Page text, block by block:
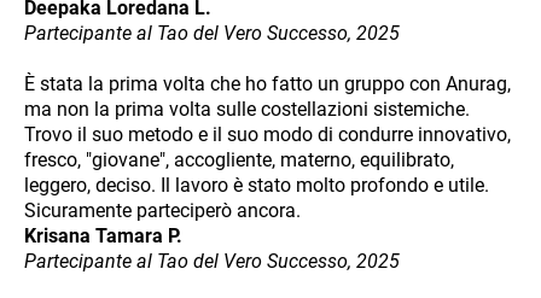
Deepaka Loredana L.
Partecipante al Tao del Vero Successo, 2025
È stata la prima volta che ho fatto un gruppo con Anurag,
ma non la prima volta sulle costellazioni sistemiche.
Trovo il suo metodo e il suo modo di condurre innovativo,
fresco, "giovane", accogliente, materno, equilibrato,
leggero, deciso. Il lavoro è stato molto profondo e utile.
Sicuramente parteciperò ancora.
Krisana Tamara P.
Partecipante al Tao del Vero Successo, 2025